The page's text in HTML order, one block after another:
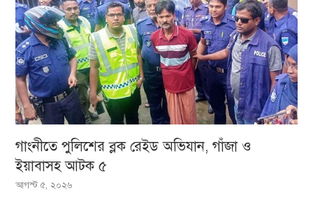
গাংনীতে পুলিশের ব্লক রেইড অভিযান, গাঁজা ও
ইয়াবাসহ আটক ৫
আগস্ট ৫, ২০২৬